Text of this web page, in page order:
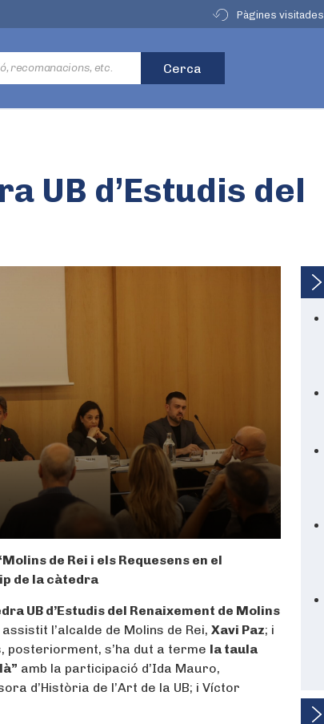
Pàgines visitades
UB d’Estudis del
de Rei i els Requesens en el
de la càtedra
UB d’Estudis del Renaixement de Molins
l’alcalde de Molins de Rei, Xavi Paz; i
posteriorment, s’ha dut a terme la taula
amb la participació d’Ida Mauro,
d’Història de l’Art de la UB; i Víctor